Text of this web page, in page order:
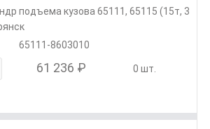
подъема кузова 65111, 65115 (15т, 3
65111-8603010
61 236 ₽ 0 шт.